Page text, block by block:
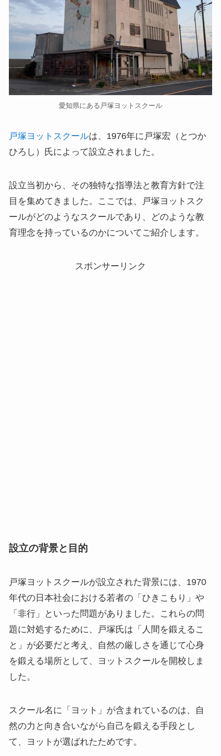
愛知県にある戸塚ヨットスクール
戸塚ヨットスクールは、1976年に戸塚宏（とつか
ひろし）氏によって設立されました。
設立当初から、その独特な指導法と教育方針で注
目を集めてきました。ここでは、戸塚ヨットスク
ールがどのようなスクールであり、どのような教
育理念を持っているのかについてご紹介します。
スポンサーリンク
設立の背景と目的
戸塚ヨットスクールが設立された背景には、1970
年代の日本社会における若者の「ひきこもり」や
「非行」といった問題がありました。これらの問
題に対処するために、戸塚氏は「人間を鍛えるこ
と」が必要だと考え、自然の厳しさを通じて心身
を鍛える場所として、ヨットスクールを開校しま
した。
スクール名に「ヨット」が含まれているのは、自
然の力と向き合いながら自己を鍛える手段とし
て、ヨットが選ばれたためです。